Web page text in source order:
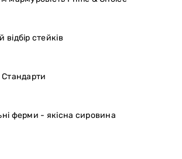
відбір стейків
Стандарти
ферми - якісна сировина